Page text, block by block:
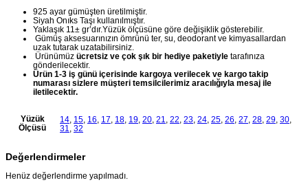
925 ayar gümüşten üretilmiştir.
Siyah Onıks Taşı kullanılmıştır.
Yaklaşık 11± gr’dır.Yüzük ölçüsüne göre değişiklik gösterebilir.
Gümüş aksesuarınızın ömrünü ter, su, deodorant ve kimyasallardan
uzak tutarak uzatabilirsiniz.
Ürünümüz ücretsiz ve çok şık bir hediye paketiyle tarafınıza
gönderilecektir.
Ürün 1-3 iş günü içerisinde kargoya verilecek ve kargo takip
numarası sizlere müşteri temsilcilerimiz aracılığıyla mesaj ile
iletilecektir.
Yüzük
Ölçüsü
14 15 16 17 18 19 20 21 22 23 24 25 26 27 28 29 30
31
32
Değerlendirmeler
Henüz değerlendirme yapılmadı.